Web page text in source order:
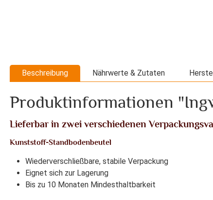
Beschreibung Nährwerte & Zutaten
Produktinformationen
Lieferbar in zwei verschiedenen
Kunststoff-Standbodenbeutel
Wiederverschließbare, stabile Verpackung
Eignet sich zur Lagerung
Bis zu 10 Monaten Mindesthaltbarkeit